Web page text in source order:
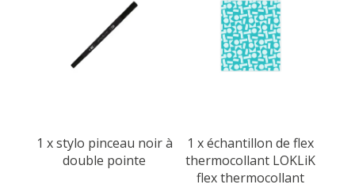
1 x stylo pinceau noir à
double pointe
1 x échantillon de flex
thermocollant LOKLiK
flex thermocollant